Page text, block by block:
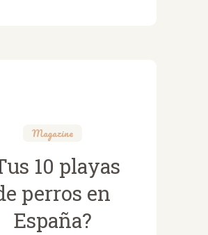
Magazine
10 playas
perros en
España?